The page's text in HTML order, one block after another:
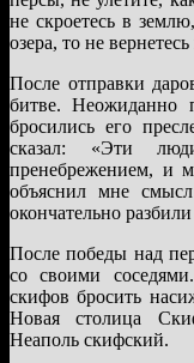
не скроетесь в
озера, то не
После отправки
битве. Неожиданно
бросились его
сказал: «Эти
пренебрежением, и
объяснил мне
окончательно
После победы над
со своими
скифов бросить
Новая столица
Неаполь скифский.